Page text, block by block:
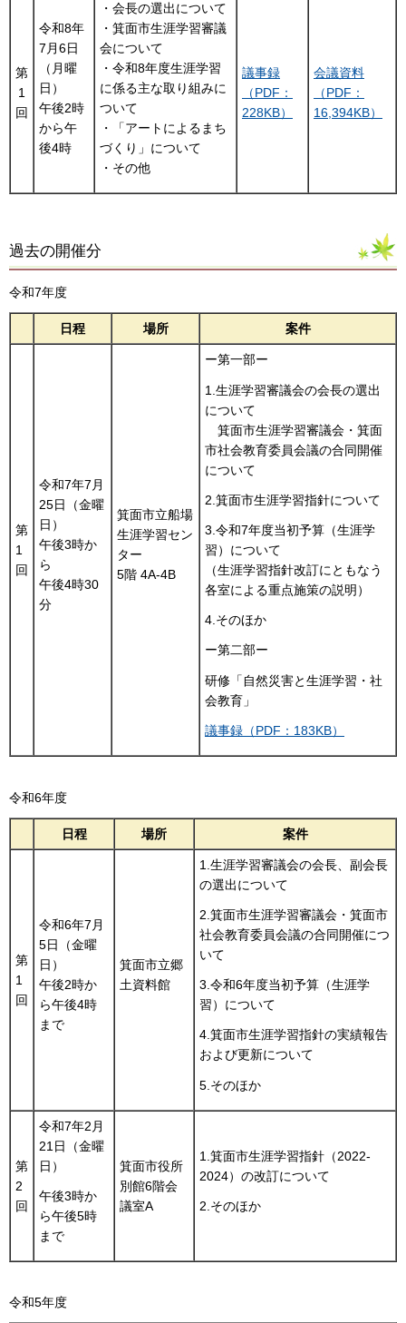
第
1
回
令和8年
7月6日
（月曜
日）
午後2時
から午
後4時
・会長の選出について
・箕面市生涯学習審議
会について
・令和8年度生涯学習
に係る主な取り組みに
ついて
・「アートによるまち
づくり」について
・その他
議事録
（PDF：
228KB）
会議資料
（PDF：
16,394KB）
過去の開催分
令和7年度
日程 場所 案件
第
1
回
令和7年7月
25日（金曜
日）
午後3時か
ら
午後4時30
分
箕面市立船場
生涯学習セン
ター
5階 4A-4B
ー第一部ー
1.生涯学習審議会の会長の選出
について
箕面市生涯学習審議会・箕面
市社会教育委員会議の合同開催
について
2.箕面市生涯学習指針について
3.令和7年度当初予算（生涯学
習）について
（生涯学習指針改訂にともなう
各室による重点施策の説明）
4.そのほか
ー第二部ー
研修「自然災害と生涯学習・社
会教育」
議事録（PDF：183KB）
令和6年度
日程 場所 案件
第
1
回
令和6年7月
5日（金曜
日）
午後2時か
ら午後4時
まで
箕面市立郷
土資料館
1.生涯学習審議会の会長、副会長
の選出について
2.箕面市生涯学習審議会・箕面市
社会教育委員会議の合同開催につ
いて
3.令和6年度当初予算（生涯学
習）について
4.箕面市生涯学習指針の実績報告
および更新について
5.そのほか
第
2
回
令和7年2月
21日（金曜
日）
午後3時か
ら午後5時
まで
箕面市役所
別館6階会
議室A
1.箕面市生涯学習指針（2022-
2024）の改訂について
2.そのほか
令和5年度